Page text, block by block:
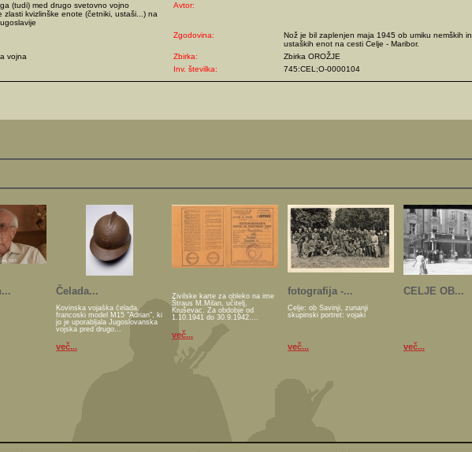
(tudi) med drugo svetovno vojno
zlasti kvizlinške enote (četniki, ustaši...) na
Avtor:
Zgodovina:
Nož je bil zaplenjen maja 1945 ob umiku nemških in
ustaških enot na cesti Celje - Maribor.
vojna Zbirka:
Zbirka OROŽJE
Inv. številka: 745:CEL;O-0000104
Čelada...
Kovinska vojaška čelada,
francoski model M15 "Adrian", ki
jo je uporabljala Jugoslovanska
vojska pred drugo...
več...
Živilske karte za obleko na ime
Štraus M.Milan, učitelj,
Kruševac. Za obdobje od
1.10.1941 do 30.9.1942....
več...
fotografija -...
Celje: ob Savinji, zunanji
skupinski portret: vojaki
več...
CELJE OB...
več...